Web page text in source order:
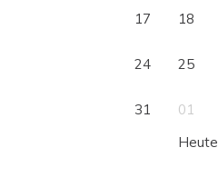
17 18
24 25
31 01
Heute